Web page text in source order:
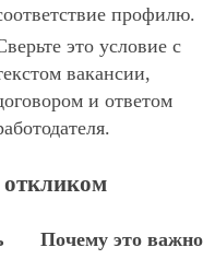
профилю.
это условие с
вакансии,
и ответом
откликом
Почему это важно